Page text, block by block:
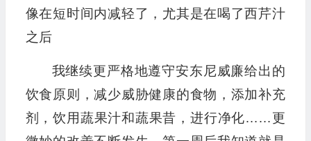
像在短时间内减轻了，尤其是在喝了西芹汁
之后
我继续更严格地遵守安东尼威廉给出的
饮食原则，减少威胁健康的食物，添加补充
剂，饮用蔬果汁和蔬果昔，进行净化……更